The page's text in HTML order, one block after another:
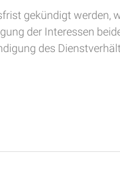
gekündigt werden,
der Interessen
des